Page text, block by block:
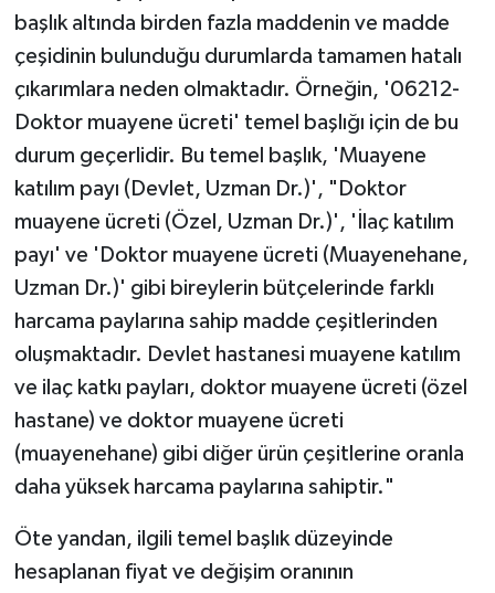
başlık altında birden fazla maddenin ve madde
çeşidinin bulunduğu durumlarda tamamen hatalı
çıkarımlara neden olmaktadır. Örneğin, '06212-
Doktor muayene ücreti' temel başlığı için de bu
durum geçerlidir. Bu temel başlık, 'Muayene
katılım payı (Devlet, Uzman Dr.)', "Doktor
muayene ücreti (Özel, Uzman Dr.)', 'İlaç katılım
payı' ve 'Doktor muayene ücreti (Muayenehane,
Uzman Dr.)' gibi bireylerin bütçelerinde farklı
harcama paylarına sahip madde çeşitlerinden
oluşmaktadır. Devlet hastanesi muayene katılım
ve ilaç katkı payları, doktor muayene ücreti (özel
hastane) ve doktor muayene ücreti
(muayenehane) gibi diğer ürün çeşitlerine oranla
daha yüksek harcama paylarına sahiptir."
Öte yandan, ilgili temel başlık düzeyinde
hesaplanan fiyat ve değişim oranının
Niğde Müftülüğü
Ordu Müftülüğü
Osmaniye Müftülüğü
Rize Müftülüğü
Sakarya Müftülüğü
Samsun Müftülüğü
Siirt Müftülüğü
Sinop Müftülüğü
Şanlıurfa Müftülüğü